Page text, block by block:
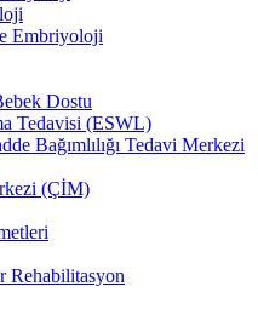
Embriyoloji
Dostu
Tedavisi (ESWL)
Bağımlılığı Tedavi Merkezi
(ÇİM)
Rehabilitasyon